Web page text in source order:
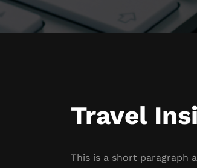
Travel
This is a short paragraph